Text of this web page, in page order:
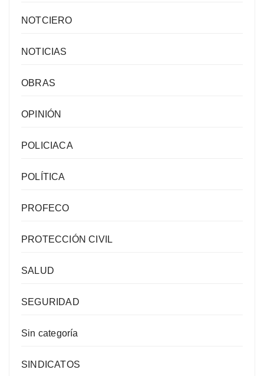
NOTCIERO
NOTICIAS
OBRAS
OPINIÓN
POLICIACA
POLÍTICA
PROFECO
PROTECCIÓN CIVIL
SALUD
SEGURIDAD
Sin categoría
SINDICATOS